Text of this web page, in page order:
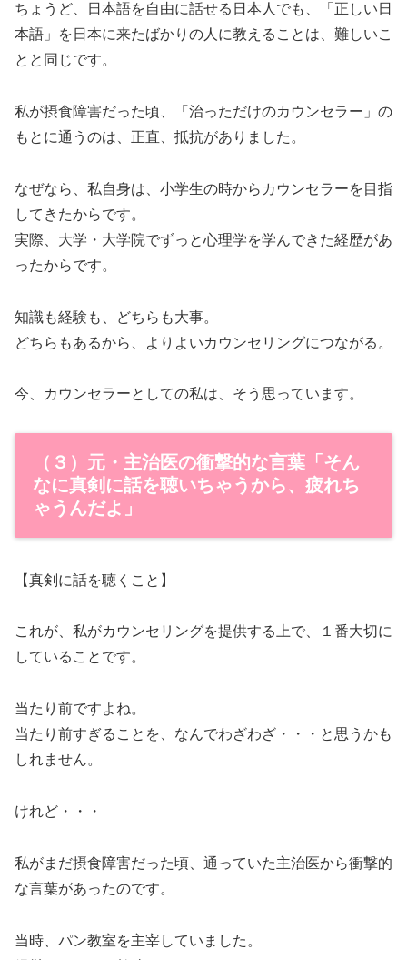
ちょうど、日本語を自由に話せる日本人でも、「正しい日
本語」を日本に来たばかりの人に教えることは、難しいこ
とと同じです。
私が摂食障害だった頃、「治っただけのカウンセラー」の
もとに通うのは、正直、抵抗がありました。
なぜなら、私自身は、小学生の時からカウンセラーを目指
してきたからです。
実際、大学・大学院でずっと心理学を学んできた経歴があ
ったからです。
知識も経験も、どちらも大事。
どちらもあるから、よりよいカウンセリングにつながる。
今、カウンセラーとしての私は、そう思っています。
（３）元・主治医の衝撃的な言葉「そん
なに真剣に話を聴いちゃうから、疲れち
ゃうんだよ」
【真剣に話を聴くこと】
これが、私がカウンセリングを提供する上で、１番大切に
していることです。
当たり前ですよね。
当たり前すぎることを、なんでわざわざ・・・と思うかも
しれません。
けれど・・・
私がまだ摂食障害だった頃、通っていた主治医から衝撃的
な言葉があったのです。
当時、パン教室を主宰していました。